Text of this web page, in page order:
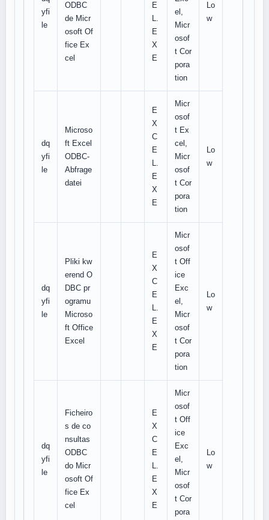
yfi
le
ODBC
de Micr
osoft Of
fice Ex
cel
E
L.
E
X
E
el,
Micr
osof
t Cor
pora
tion
Lo
w
dq
yfi
le
Microso
ft Excel
ODBC-
Abfrage
datei
E
X
C
E
L.
E
X
E
Micr
osof
t Ex
cel,
Micr
osof
t Cor
pora
tion
Lo
w
dq
yfi
le
Pliki kw
erend O
DBC pr
ogramu
Microso
ft Office
Excel
E
X
C
E
L.
E
X
E
Micr
osof
t Off
ice
Exc
el,
Micr
osof
t Cor
pora
tion
Lo
w
dq
yfi
le
Ficheiro
s de co
nsultas
ODBC
do Micr
osoft Of
fice Ex
cel
E
X
C
E
L.
E
X
E
Micr
osof
t Off
ice
Exc
el,
Micr
osof
t Cor
pora
Lo
w